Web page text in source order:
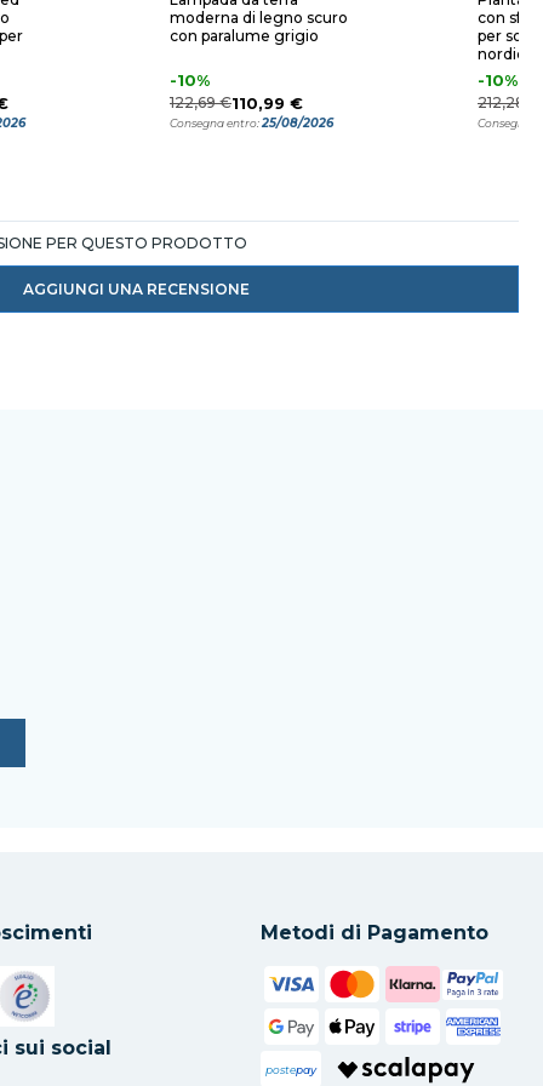
moderna di legno scuro
con paralume grigio
-10%
122,69 €110,99 €
Consegna entro:25/08/2026
con
per
nordico
-10%
212,28 €
Consegna
PER QUESTO PRODOTTO
AGGIUNGI UNA RECENSIONE
una nuova scheda
apre in una nuova scheda
sui social
Metodi di Pagamento
postepay